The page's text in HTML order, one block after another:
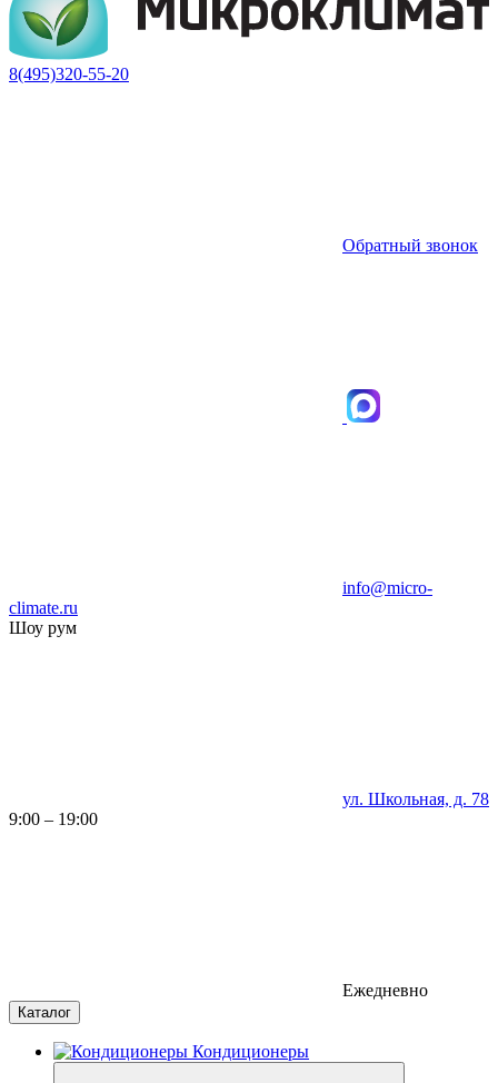
8(495)320-55-20
Обратный звонок
info@micro-
climate.ru
Шоу рум
ул. Школьная, д. 78
9:00 – 19:00
Ежедневно
Каталог
Кондиционеры